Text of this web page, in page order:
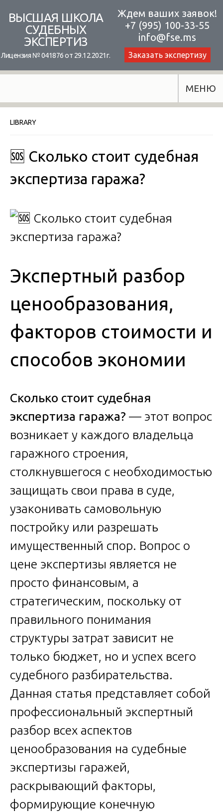
content
ВЫСШАЯ ШКОЛА
СУДЕБНЫХ
ЭКСПЕРТИЗ
Лицензия № 041876 от 29.12.2021г.
Ждем ваших заявок!
+7 (995) 100-33-55
info@fse.ms
Заказать экспертизу
МЕНЮ
LIBRARY
🆘 Сколько стоит судебная
экспертиза гаража?
Экспертный разбор
ценообразования,
факторов стоимости и
способов экономии
Сколько стоит судебная
экспертиза гаража? — этот вопрос
возникает у каждого владельца
гаражного строения,
столкнувшегося с необходимостью
защищать свои права в суде,
узаконивать самовольную
постройку или разрешать
имущественный спор. Вопрос о
цене экспертизы является не
просто финансовым, а
стратегическим, поскольку от
правильного понимания
структуры затрат зависит не
только бюджет, но и успех всего
судебного разбирательства.
Данная статья представляет собой
профессиональный экспертный
разбор всех аспектов
ценообразования на судебные
экспертизы гаражей,
раскрывающий факторы,
формирующие конечную